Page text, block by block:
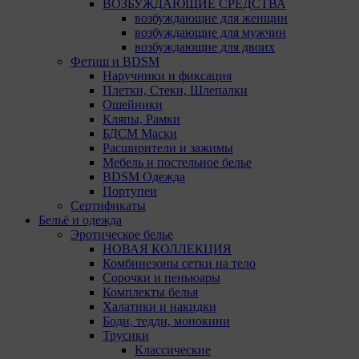
ВОЗБУЖДАЮЩИЕ СРЕДСТВА
возбуждающие для женщин
возбуждающие для мужчин
возбуждающие для двоих
Фетиш и BDSM
Наручники и фиксация
Плетки, Стеки, Шлепалки
Ошейники
Кляпы, Рамки
БДСМ Маски
Расширители и зажимы
Мебель и постельное белье
BDSM Одежда
Портупеи
Сертификаты
Бельё и одежда
Эротическое белье
НОВАЯ КОЛЛЕКЦИЯ
Комбинезоны сетки на тело
Сорочки и пеньюары
Комплекты белья
Халатики и накидки
Боди, тедди, монокини
Трусики
Классические
Microsoft Edge
Internet Explorer
15. Пользователь всегда может направить сообщение
с имеющимся у него вопросом, в части
использования файлов сookie, на электронную почту
Общества:amorby80447490990@gmail.com
Настройка cookie
Мы обрабатываем куки в соответствии с
нижеуказанными целями и не используем их для
идентификации субъектов персональных данных.
Мы поручаем обрабатывать куки для исполнения
указанных целей компаниям (уполномоченным
Аналитические Cookie
Аналитические куки позволяют определять